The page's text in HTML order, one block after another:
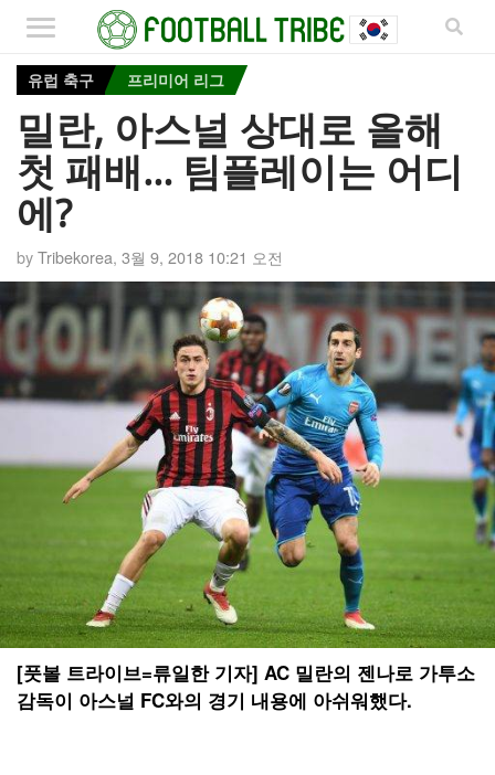
유럽 축구 프리미어 리그
밀란, 아스널 상대로 올해
첫 패배… 팀플레이는 어디
에?
byTribekorea, 3월 9, 2018 10:21 오전
[풋볼 트라이브=류일한 기자] AC 밀란의 젠나로 가투소
감독이 아스널 FC와의 경기 내용에 아쉬워했다.